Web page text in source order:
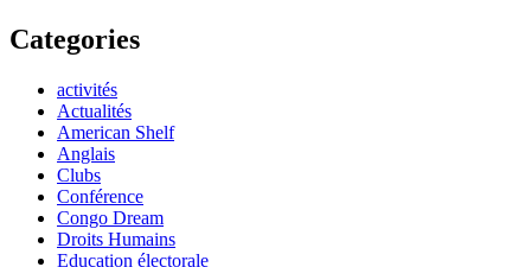
Categories
activités
Actualités
American Shelf
Anglais
Clubs
Conférence
Congo Dream
Droits Humains
Education électorale